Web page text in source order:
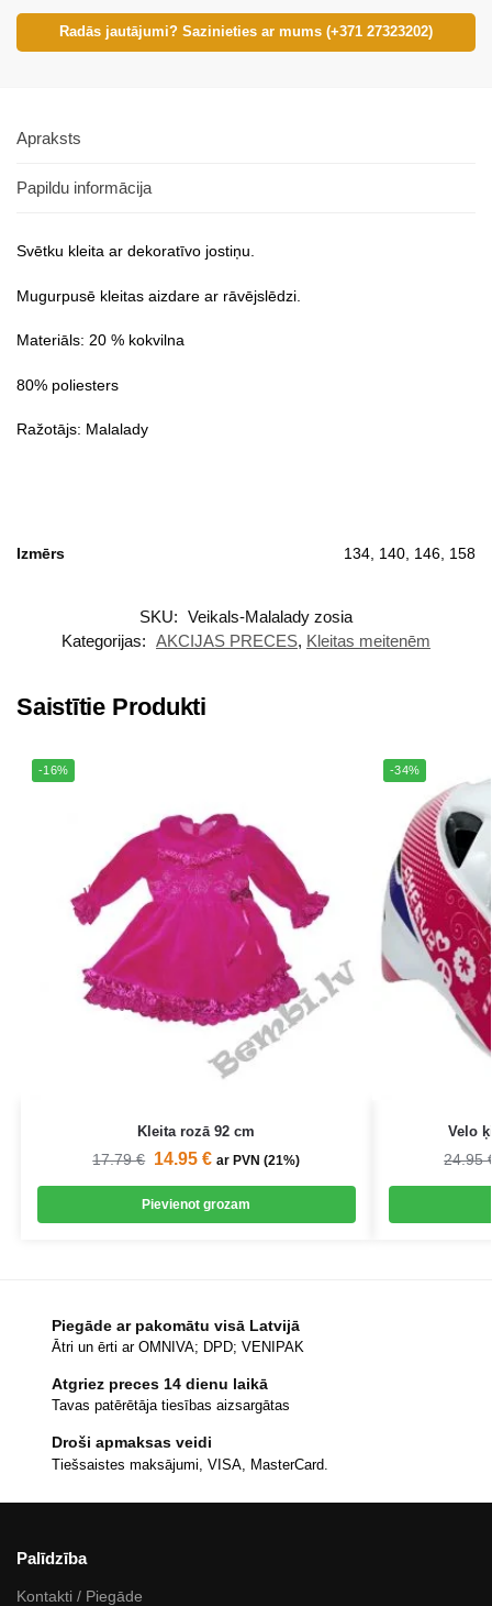
Radās jautājumi? Sazinieties ar mums (+371 27323202)
Apraksts
Papildu informācija
Svētku kleita ar dekoratīvo jostiņu.
Mugurpusē kleitas aizdare ar rāvējslēdzi.
Materiāls: 20 % kokvilna
80% poliesters
Ražotājs: Malalady
Izmērs 134, 140, 146, 158
SKU: Veikals-Malalady zosia
Kategorijas: AKCIJAS PRECES, Kleitas meitenēm
Saistītie Produkti
-16%
Kleita rozā 92 cm
17.79€ 14.95€ ar PVN (21%)
Pievienot grozam
-34%
Velo
24.95
Piegāde ar pakomātu visā Latvijā
Ātri un ērti ar OMNIVA; DPD; VENIPAK
Atgriez preces 14 dienu laikā
Tavas patērētāja tiesības aizsargātas
Droši apmaksas veidi
Tiešsaistes maksājumi, VISA, MasterCard.
Palīdzība
Kontakti / Piegāde